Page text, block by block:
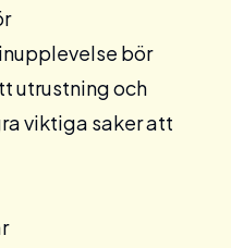
bör
utrustning och
viktiga saker att